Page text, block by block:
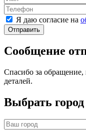
Я даю согласие на
Отправить
Сообщение
Спасибо за
деталей.
Выбрать город